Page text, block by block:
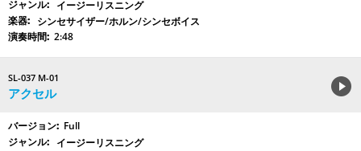
イージーリスニング
シンセサイザー/ホルン/シンセボイス
2:48
SL-037 M-01
アクセル
Full
イージーリスニング